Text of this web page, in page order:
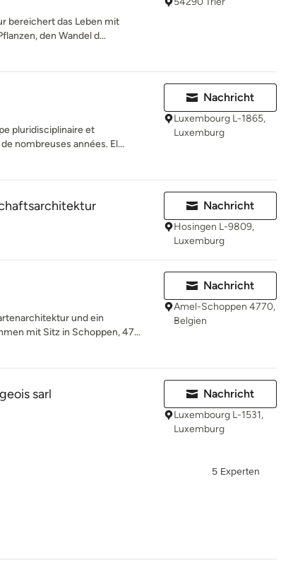
bereichert das Leben mit
den Wandel d...
pluridisciplinaire et
nombreuses années. El...
Nachricht
Luxembourg L-1865,
Luxemburg
Nachricht
Hosingen L-9809,
Luxemburg
und ein
mit Sitz in Schoppen, 47...
Nachricht
Amel-Schoppen 4770,
Belgien
sarl Nachricht
Luxembourg L-1531,
Luxemburg
5 Experten